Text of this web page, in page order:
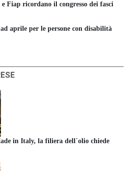
Fiap ricordano il congresso dei fasci
aprile per le persone con disabilità
in Italy, la filiera dell´olio chiede